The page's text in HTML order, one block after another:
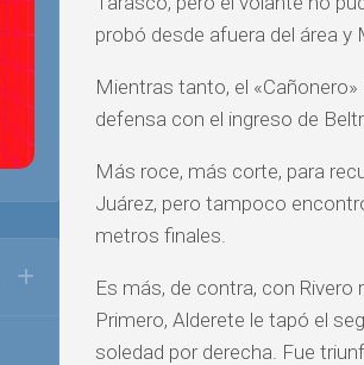
probó desde afuera del área
Mientras tanto, el
defensa con el ingreso de
Más roce, más corte, para
Juárez, pero tampoco
metros finales.
Es más, de contra, con Rivero
Primero, Alderete le tapó el
soledad por derecha. Fue